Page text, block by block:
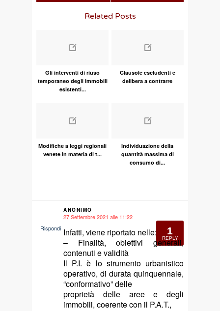
Related Posts
Gli interventi di riuso
temporaneo degli immobili
esistenti...
Clausole escludenti e
delibera a contrarre
Modifiche a leggi regionali
venete in materia di t...
Individuazione della
quantità massima di
consumo di...
1
REPLY
ANONIMO
27 Settembre 2021 alle 11:22
Infatti, viene riportato nelle:
– Finalità, obiettivi generali,
contenuti e validità
Il P.I. è lo strumento urbanistico
operativo, di durata quinquennale,
“conformativo” delle
proprietà delle aree e degli
immobili, coerente con il P.A.T.,
Rispondi